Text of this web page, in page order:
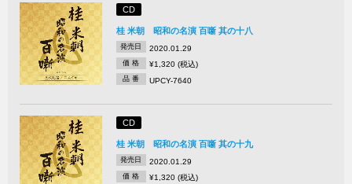
CD
桂 米朝 昭和の名演 百噺 其の十八
発売日 2020.01.29
価 格 ¥1,320 (税込)
品 番 UPCY-7640
CD
桂 米朝 昭和の名演 百噺 其の十九
発売日 2020.01.29
価 格 ¥1,320 (税込)